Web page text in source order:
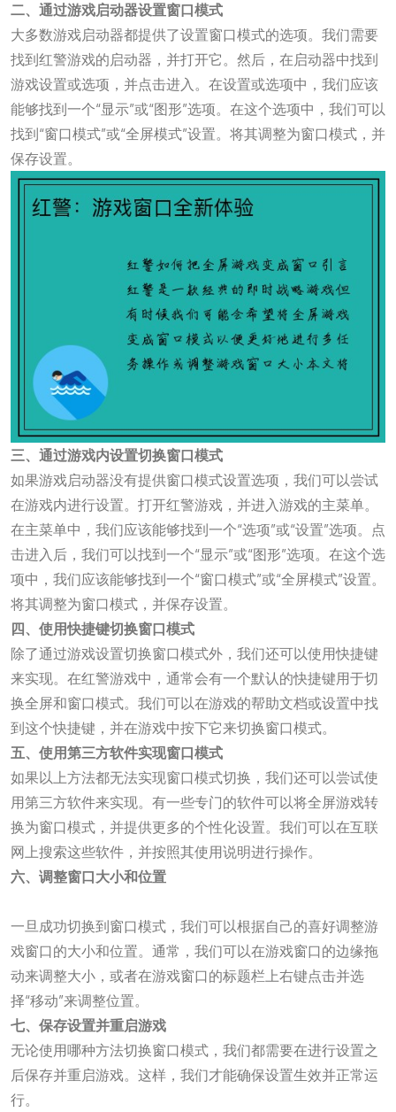
二、通过游戏启动器设置窗口模式
大多数游戏启动器都提供了设置窗口模式的选项。我们需要
找到红警游戏的启动器，并打开它。然后，在启动器中找到
游戏设置或选项，并点击进入。在设置或选项中，我们应该
能够找到一个“显示”或“图形”选项。在这个选项中，我们可以
找到“窗口模式”或“全屏模式”设置。将其调整为窗口模式，并
保存设置。
三、通过游戏内设置切换窗口模式
如果游戏启动器没有提供窗口模式设置选项，我们可以尝试
在游戏内进行设置。打开红警游戏，并进入游戏的主菜单。
在主菜单中，我们应该能够找到一个“选项”或“设置”选项。点
击进入后，我们可以找到一个“显示”或“图形”选项。在这个选
项中，我们应该能够找到一个“窗口模式”或“全屏模式”设置。
将其调整为窗口模式，并保存设置。
四、使用快捷键切换窗口模式
除了通过游戏设置切换窗口模式外，我们还可以使用快捷键
来实现。在红警游戏中，通常会有一个默认的快捷键用于切
换全屏和窗口模式。我们可以在游戏的帮助文档或设置中找
到这个快捷键，并在游戏中按下它来切换窗口模式。
五、使用第三方软件实现窗口模式
如果以上方法都无法实现窗口模式切换，我们还可以尝试使
用第三方软件来实现。有一些专门的软件可以将全屏游戏转
换为窗口模式，并提供更多的个性化设置。我们可以在互联
网上搜索这些软件，并按照其使用说明进行操作。
六、调整窗口大小和位置
一旦成功切换到窗口模式，我们可以根据自己的喜好调整游
戏窗口的大小和位置。通常，我们可以在游戏窗口的边缘拖
动来调整大小，或者在游戏窗口的标题栏上右键点击并选
择“移动”来调整位置。
七、保存设置并重启游戏
无论使用哪种方法切换窗口模式，我们都需要在进行设置之
后保存并重启游戏。这样，我们才能确保设置生效并正常运
行。